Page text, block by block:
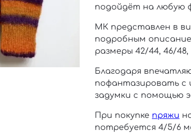
подойдёт на любую
МК представлен в
подробным
размеры 42/44, 46/48,
Благодаря
пофантазировать
задумки с помощью
При покупке пряжи
потребуется 4/5/6